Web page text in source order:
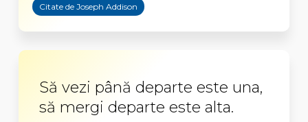
Citate de Joseph Addison
Să vezi până departe este una,
să mergi departe este alta.